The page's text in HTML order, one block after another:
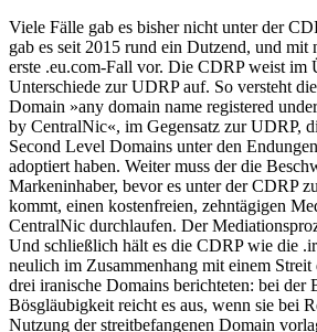
Viele Fälle gab es bisher nicht unter der
gab es seit 2015 rund ein Dutzend, und mit
erste .eu.com-Fall vor. Die CDRP weist im
Unterschiede zur UDRP auf. So versteht
Domain »any domain name registered
by CentralNic«, im Gegensatz zur UDRP,
Second Level Domains unter den
adoptiert haben. Weiter muss der die
Markeninhaber, bevor es unter der CDRP
kommt, einen kostenfreien, zehntägigen
CentralNic durchlaufen. Der
Und schließlich hält es die CDRP wie die
neulich im Zusammenhang mit einem
drei iranische Domains berichteten: bei der
Bösgläubigkeit reicht es aus, wenn sie bei
Nutzung der streitbefangenen Domain